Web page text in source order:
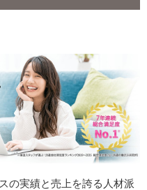
の実績と売上を誇る人材派